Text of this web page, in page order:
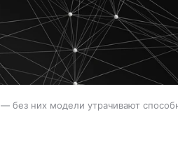
них модели утрачивают